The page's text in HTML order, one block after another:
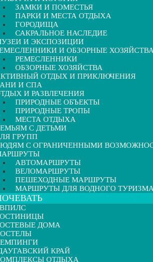
ЗАМКИ И ПОМЕСТЬЯ
ПАРКИ И МЕСТА ОТДЫХА
ГОРОДИЩА
САКРАЛЬНОЕ НАСЛЕДИЕ
И ЭКСПОЗИЦИИ
И ОБЗОРНЫЕ ХОЗЯЙСТВА
РЕМЕСЛЕННИКИ
ОБЗОРНЫЕ ХОЗЯЙСТВА
ОТДЫХ И ПРИКЛЮЧЕНИЯ
И СПА
И РАЗВЛЕЧЕНИЯ
ПРИРОДНЫЕ ОБЪЕКТЫ
ПРИРОДНЫЕ ТРОПЫ
МЕСТА ОТДЫХА
С ДЕТЬМИ
ГРУПП
С ОГРАНИЧЕННЫМИ
АВТОМАРШРУТЫ
ВЕЛОМАРШРУТЫ
ПЕШЕХОДНЫЕ МАРШРУТЫ
МАРШРУТЫ ДЛЯ ВОДНОГО ТУРИЗМА
ДОМА
КРАЙ
ОТДЫХА